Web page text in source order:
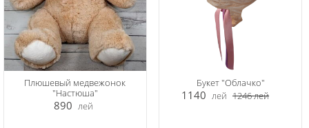
Плюшевый медвежонок
"Настюша"
890 лей
Букет "Облачко"
1140 лей 1246лей